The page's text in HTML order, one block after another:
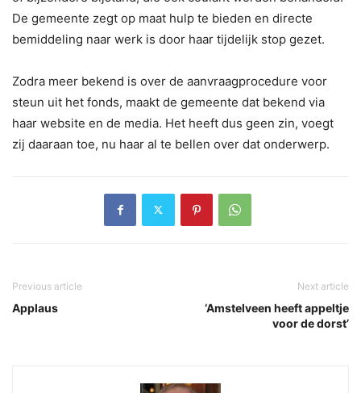
De gemeente zegt op maat hulp te bieden en directe
bemiddeling naar werk is door haar tijdelijk stop gezet.
Zodra meer bekend is over de aanvraagprocedure voor
steun uit het fonds, maakt de gemeente dat bekend via
haar website en de media. Het heeft dus geen zin, voegt
zij daaraan toe, nu haar al te bellen over dat onderwerp.
Previous article
Applaus
Next article
‘Amstelveen heeft appeltje
voor de dorst’